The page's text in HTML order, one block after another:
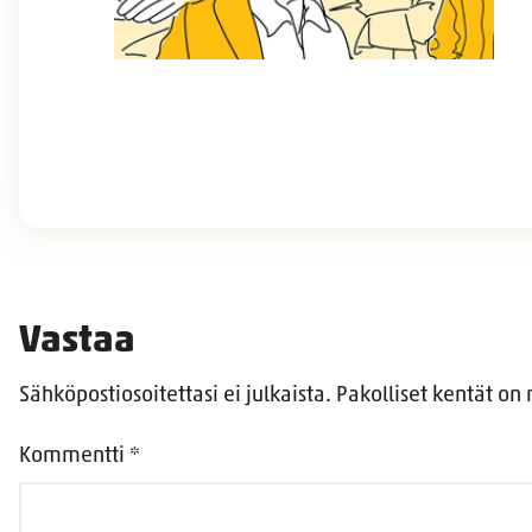
Vastaa
Sähköpostiosoitettasi ei julkaista. Pakolliset kentät on
Kommentti *